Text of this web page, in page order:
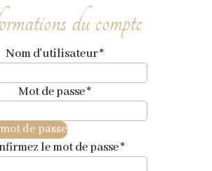
du compte
Nom d'utilisateur*
Mot de passe*
de passe
le mot de passe*